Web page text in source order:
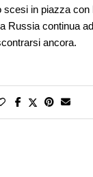
in piazza con
continua
ancora.